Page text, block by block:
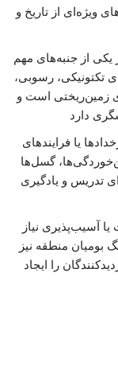
ویژه‌ای از تاریخ و
یکی از جنبه‌های مهم
تکتونیکی، رسوبی،
زمین‌ریختی است و
یا فرایندهای
گسل‌ها
تدریس و یادگیری
آسیب‌پذیری نیاز
بومیان منطقه نیز
را ایجاد